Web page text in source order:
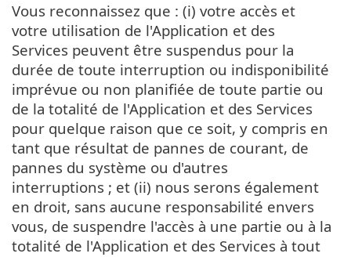
Vous reconnaissez que : (i) votre accès et
votre utilisation de l'Application et des
Services peuvent être suspendus pour la
durée de toute interruption ou indisponibilité
imprévue ou non planifiée de toute partie ou
de la totalité de l'Application et des Services
pour quelque raison que ce soit, y compris en
tant que résultat de pannes de courant, de
pannes du système ou d'autres
interruptions ; et (ii) nous serons également
en droit, sans aucune responsabilité envers
vous, de suspendre l'accès à une partie ou à la
totalité de l'Application et des Services à tout